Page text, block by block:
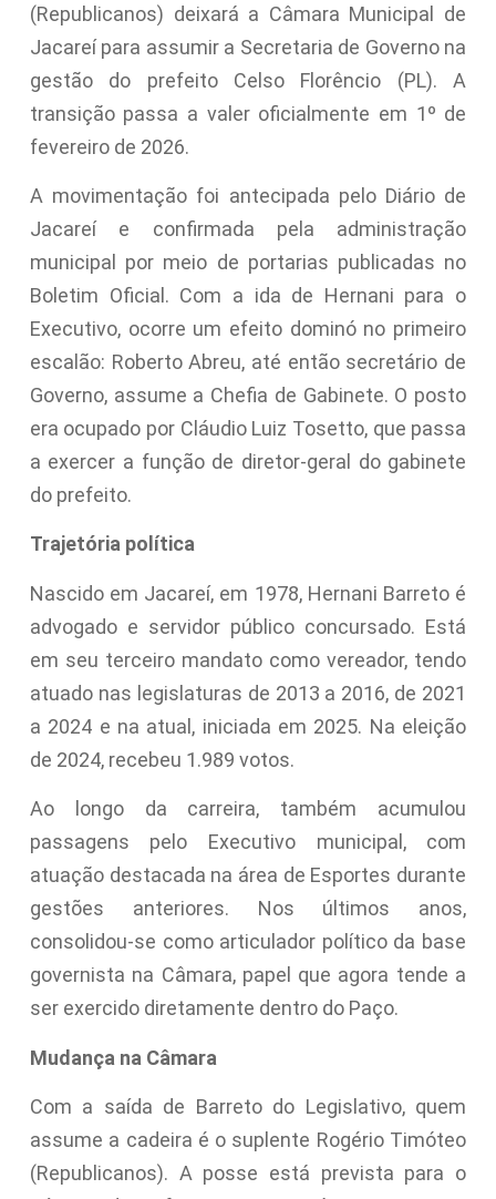
(Republicanos) deixará a Câmara Municipal de
Jacareí para assumir a Secretaria de Governo na
gestão do prefeito Celso Florêncio (PL). A
transição passa a valer oficialmente em 1º de
fevereiro de 2026.
A movimentação foi antecipada pelo Diário de
Jacareí e confirmada pela administração
municipal por meio de portarias publicadas no
Boletim Oficial. Com a ida de Hernani para o
Executivo, ocorre um efeito dominó no primeiro
escalão: Roberto Abreu, até então secretário de
Governo, assume a Chefia de Gabinete. O posto
era ocupado por Cláudio Luiz Tosetto, que passa
a exercer a função de diretor-geral do gabinete
do prefeito.
Trajetória política
Nascido em Jacareí, em 1978, Hernani Barreto é
advogado e servidor público concursado. Está
em seu terceiro mandato como vereador, tendo
atuado nas legislaturas de 2013 a 2016, de 2021
a 2024 e na atual, iniciada em 2025. Na eleição
de 2024, recebeu 1.989 votos.
Ao longo da carreira, também acumulou
passagens pelo Executivo municipal, com
atuação destacada na área de Esportes durante
gestões anteriores. Nos últimos anos,
consolidou-se como articulador político da base
governista na Câmara, papel que agora tende a
ser exercido diretamente dentro do Paço.
Mudança na Câmara
Com a saída de Barreto do Legislativo, quem
assume a cadeira é o suplente Rogério Timóteo
(Republicanos). A posse está prevista para o